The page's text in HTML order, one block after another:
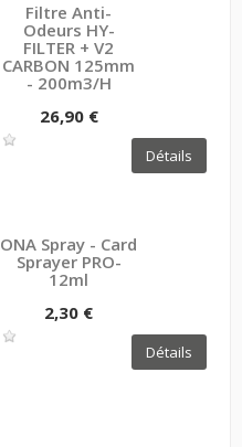
Filtre Anti-
Odeurs HY-
FILTER + V2
CARBON 125mm
- 200m3/h
26,90 €
Détails
ONA Spray - Card
Sprayer PRO-
12ml
2,30 €
Détails